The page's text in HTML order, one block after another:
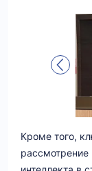
Кроме того,
рассмотрение